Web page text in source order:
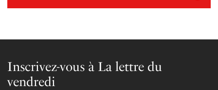
Inscrivez-vous à La lettre du
vendredi